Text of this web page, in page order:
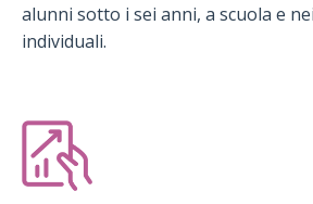
alunni sotto i sei anni, a scuola e
individuali.